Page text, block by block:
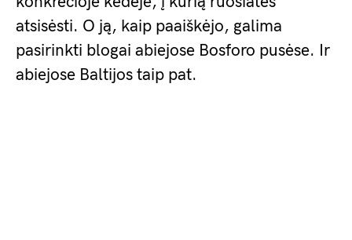
atsisėsti. O ją, kaip paaiškėjo, galima
pasirinkti blogai abiejose Bosforo pusėse. Ir
abiejose Baltijos taip pat.